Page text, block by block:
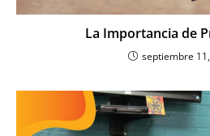
La Importancia de
septiembre